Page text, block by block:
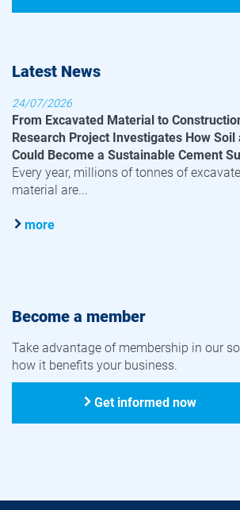
Latest News
24/07/2026
From Excavated Material to
Research Project Investigates How Soil
Could Become a Sustainable Cement
Every year, millions of tonnes of
material are...
more
Become a member
Take advantage of membership in our
how it benefits your business.
Get informed now